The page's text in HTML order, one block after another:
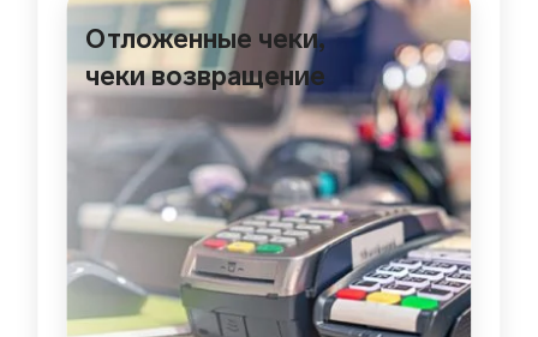
Отложенные чеки,
чеки возвращение